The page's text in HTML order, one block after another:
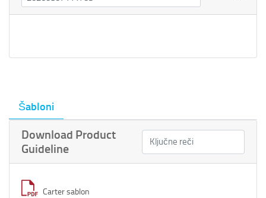
Šabloni
Download Product
Guideline
Carter sablon